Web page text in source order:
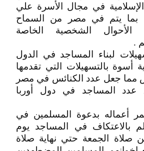
الإسلامية في مجال الأسرة علي
بما يتم في مصر من السماح
الأحوال الشخصية الخاصة
.
لبناء المساجد في الدول
أسوة بالتسهيلات التي تقدمها
مما جعل عدد الكنائس في مصر
عدد المساجد في دول أوربا
أعماله بدعوة المسلمين في
بالاعتكاف في المساجد يوم
صلاة الجمعة حتي نهاية صلاة